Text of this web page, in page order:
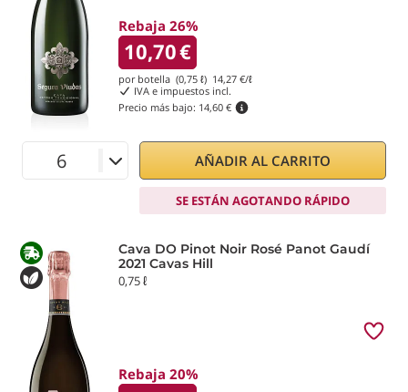
Rebaja 26%
10,70€
por botella (0,75 ℓ) 14,27 €/ℓ
IVA e impuestos incl.
Precio más bajo: 14,60 €
AÑADIR AL CARRITO
SE ESTÁN AGOTANDO RÁPIDO
Cava DO Pinot Noir Rosé Panot Gaudí
2021 Cavas Hill
0,75 ℓ
Rebaja 20%